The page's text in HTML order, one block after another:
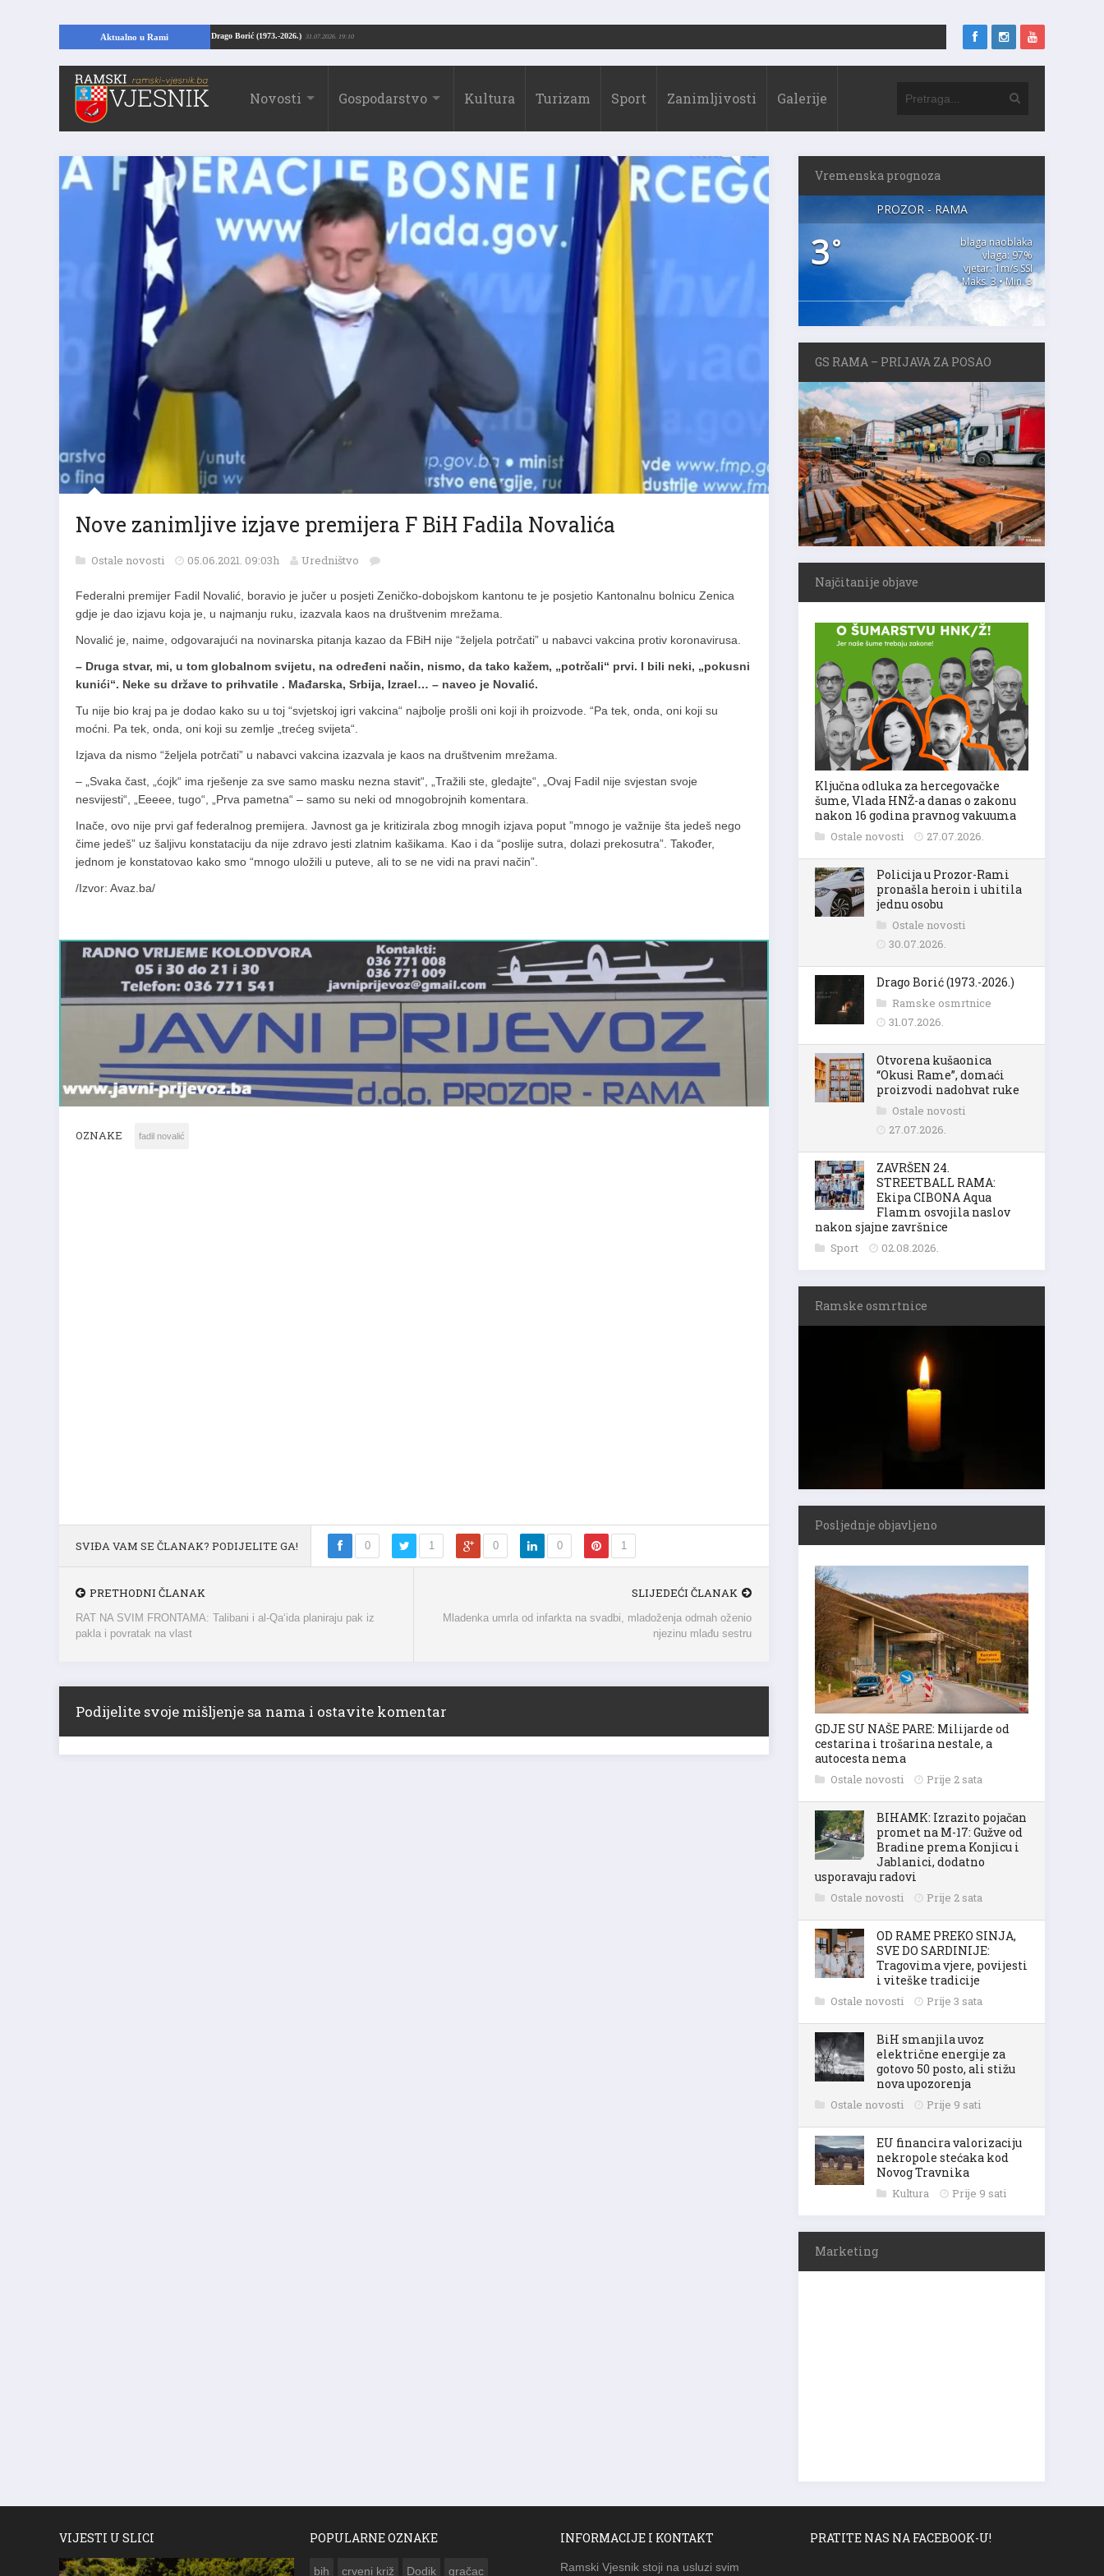
Aktualno u Rami Drago Borić (1973.-2026.) 31.07.2026. 19:10
kuće, pronašao vrijedne arheološke ostatke 24.07.2026. 13:51
Novosti Gospodarstvo Kultura Turizam Sport Zanimljivosti Galerije
Nove zanimljive izjave premijera F BiH Fadila Novalića
Ostale novosti 05.06.2021. 09:03h Uredništvo
Federalni premijer Fadil Novalić, boravio je jučer u posjeti Zeničko-dobojskom kantonu te je posjetio Kantonalnu bolnicu Zenica
gdje je dao izjavu koja je, u najmanju ruku, izazvala kaos na društvenim mrežama.
Novalić je, naime, odgovarajući na novinarska pitanja kazao da FBiH nije “željela potrčati” u nabavci vakcina protiv koronavirusa.
– Druga stvar, mi, u tom globalnom svijetu, na određeni način, nismo, da tako kažem, „potrčali“ prvi. I bili neki, „pokusni
kunići“. Neke su države to prihvatile . Mađarska, Srbija, Izrael… – naveo je Novalić.
Tu nije bio kraj pa je dodao kako su u toj “svjetskoj igri vakcina“ najbolje prošli oni koji ih proizvode. “Pa tek, onda, oni koji su
moćni. Pa tek, onda, oni koji su zemlje „trećeg svijeta“.
Izjava da nismo “željela potrčati” u nabavci vakcina izazvala je kaos na društvenim mrežama.
– „Svaka čast, „ćojk“ ima rješenje za sve samo masku nezna stavit“, „Tražili ste, gledajte“, „Ovaj Fadil nije svjestan svoje
nesvijesti“, „Eeeee, tugo“, „Prva pametna“ – samo su neki od mnogobrojnih komentara.
Inače, ovo nije prvi gaf federalnog premijera. Javnost ga je kritizirala zbog mnogih izjava poput ”mnogo je važnije šta jedeš nego
čime jedeš” uz šaljivu konstataciju da nije zdravo jesti zlatnim kašikama. Kao i da “poslije sutra, dolazi prekosutra”. Također,
jednom je konstatovao kako smo “mnogo uložili u puteve, ali to se ne vidi na pravi način”.
/Izvor: Avaz.ba/
OZNAKE
SVIĐA VAM SE ČLANAK? PODIJELITE GA! 0 1 0 0 1
PRETHODNI ČLANAK
RAT NA SVIM FRONTAMA: Talibani i al-Qa‘ida planiraju pak iz
pakla i povratak na vlast
SLIJEDEĆI ČLANAK
Mladenka umrla od infarkta na svadbi, mladoženja odmah oženio
njezinu mlađu sestru
Podijelite svoje mišljenje sa nama i ostavite komentar
Vremenska prognoza
PROZOR - RAMA
3°
blaga naoblaka
vlaga: 97%
vjetar: 1m/s SSI
Maks. 3 • Min. 3
GS RAMA – PRIJAVA ZA POSAO
Najčitanije objave
Ključna odluka za hercegovačke
šume, Vlada HNŽ-a danas o zakonu
nakon 16 godina pravnog vakuuma
Ostale novosti 27.07.2026.
Policija u Prozor-Rami
pronašla heroin i uhitila
jednu osobu
Ostale novosti
30.07.2026.
Drago Borić (1973.-2026.)
Ramske osmrtnice
31.07.2026.
Otvorena kušaonica
“Okusi Rame”, domaći
proizvodi nadohvat ruke
Ostale novosti
27.07.2026.
ZAVRŠEN 24.
STREETBALL RAMA:
Ekipa CIBONA Aqua
Flamm osvojila naslov
nakon sjajne završnice
Sport 02.08.2026.
Ramske osmrtnice
Posljednje objavljeno
GDJE SU NAŠE PARE: Milijarde od
cestarina i trošarina nestale, a
autocesta nema
Ostale novosti Prije 2 sata
BIHAMK: Izrazito pojačan
promet na M-17: Gužve od
Bradine prema Konjicu i
Jablanici, dodatno
usporavaju radovi
Ostale novosti Prije 2 sata
OD RAME PREKO SINJA,
SVE DO SARDINIJE:
Tragovima vjere, povijesti
i viteške tradicije
Ostale novosti Prije 3 sata
BiH smanjila uvoz
električne energije za
gotovo 50 posto, ali stižu
nova upozorenja
Ostale novosti Prije 9 sati
EU financira valorizaciju
nekropole stećaka kod
Novog Travnika
Kultura Prije 9 sati
Marketing
VIJESTI U SLICI POPULARNE OZNAKE
bih crveni križ Dodik gračac
INFORMACIJE I KONTAKT
Ramski Vjesnik stoji na usluzi svim
PRATITE NAS NA FACEBOOK-U!